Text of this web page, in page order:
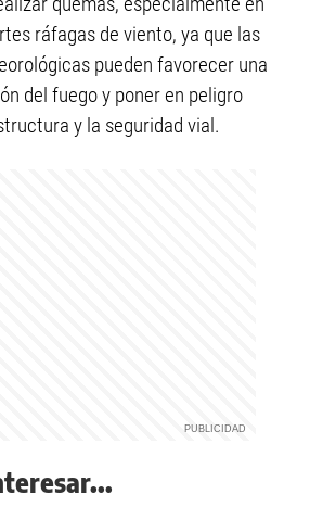
ráfagas de viento, ya que las
pueden favorecer una
del fuego y poner en peligro
y la seguridad vial.